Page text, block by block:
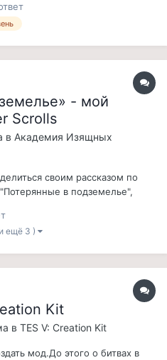
...
- мой
Scrolls
в Академия Изящных
своим рассказом по
в подземелье",
искателя приключений не
Чем же обернётся для
ещё 3 )
Kit
в TES V: Creation Kit
мод.До этого о битвах в